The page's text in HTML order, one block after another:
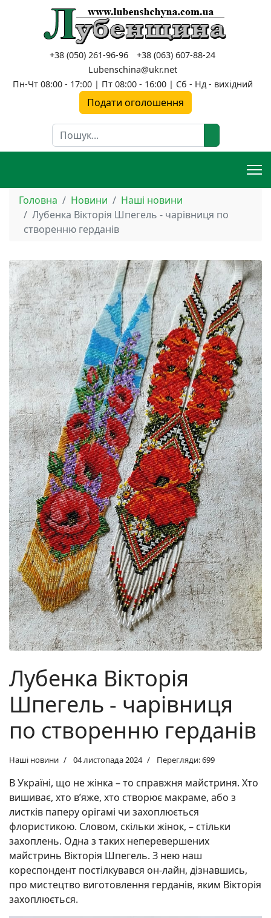
+38 (050) 261-96-96
+38 (063) 607-88-24
Lubenschina@ukr.net
Пн-Чт 08:00 - 17:00 | Пт 08:00 - 16:00 | Сб - Нд - вихідний
Подати оголошення
Пошук
Головна Новини
Наші новини
Лубенка Вікторія Шпегель - чарівниця по
створенню герданів
Лубенка Вікторія
Шпегель - чарівниця
по створенню герданів
Наші новини 04 листопада 2024 Перегляди: 699
В Україні, що не жінка – то справжня майстриня. Хто
вишиває, хто в’яже, хто створює макраме, або з
листків паперу орігамі чи захоплюється
флористикою. Словом, скільки жінок, – стільки
захоплень. Одна з таких неперевершених
майстринь Вікторія Шпегель. З нею наш
кореспондент постілкувався он-лайн, дізнавшись,
про мистецтво виготовлення герданів, яким Вікторія
захоплюється.